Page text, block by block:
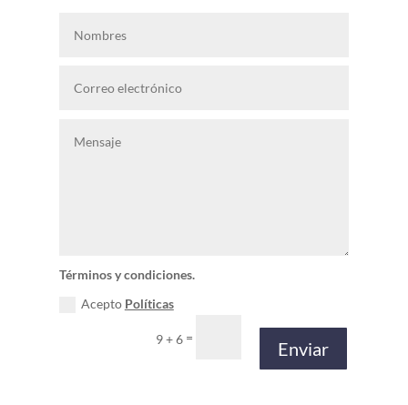
Términos y condiciones.
Acepto Políticas
9 + 6 =
Enviar